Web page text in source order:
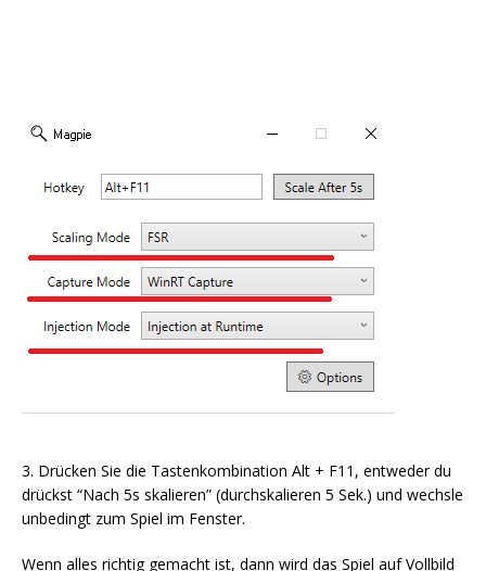
3. Drücken Sie die Tastenkombination Alt + F11, entweder du
drückst “Nach 5s skalieren” (durchskalieren 5 Sek.) und wechsle
unbedingt zum Spiel im Fenster.
Wenn alles richtig gemacht ist, dann wird das Spiel auf Vollbild